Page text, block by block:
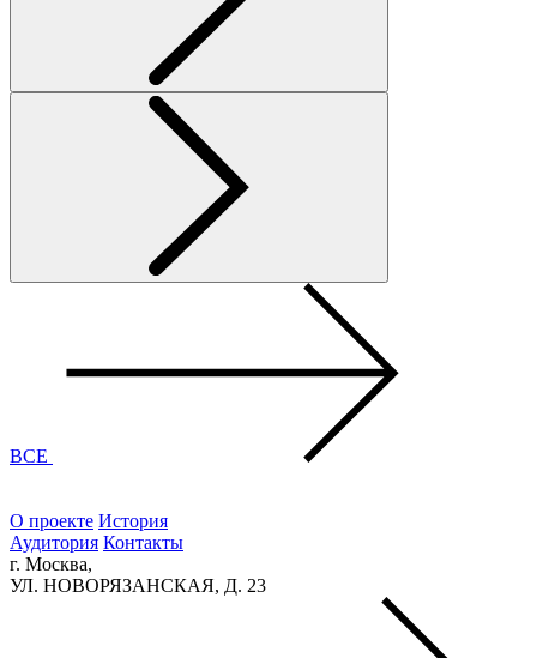
ВСЕ
О проекте История
Аудитория Контакты
г. Москва,
УЛ. НОВОРЯЗАНСКАЯ, Д. 23